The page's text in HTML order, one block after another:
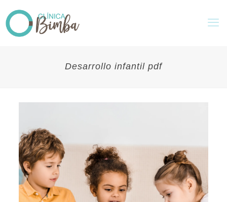
Desarrollo infantil pdf